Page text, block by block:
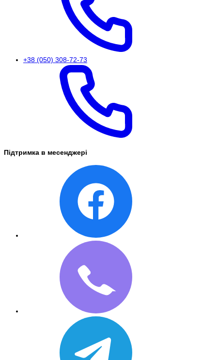
+38 (050) 308-72-73
Підтримка в месенджері